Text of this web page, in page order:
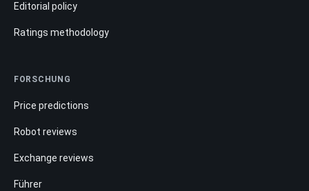
Editorial policy
Ratings methodology
FORSCHUNG
Price predictions
Robot reviews
Exchange reviews
Führer